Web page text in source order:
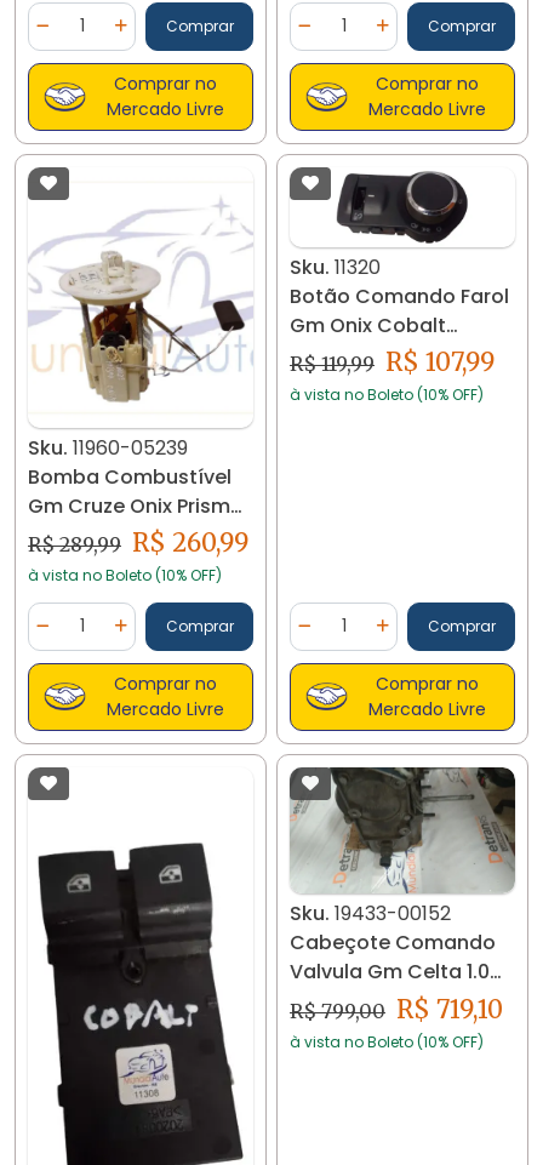
Diminuir Quantidade
Quantidade
Adicionar Quantidade
Comprar
Comprar no
Mercado Livre
Diminuir Quantidade
Quantidade
AdicionarComprar
Comprar no
Mercado Livre
Sku. 11960-05239
Bomba Combustível
Gm Cruze Onix Prisma
13592876 11960
R$ 289,99 R$ 260,99
à vista no Boleto (10% OFF)
Diminuir Quantidade
Quantidade
Adicionar Quantidade
Comprar
Comprar no
Mercado Livre
Sku. 11320
Botão Comando Farol
Gm Onix Cobalt
10009648 11320
R$ 119,99 R$ 107,99
à vista no Boleto (10% OFF)
Diminuir Quantidade
Quantidade
AdicionarComprar
Comprar no
Mercado Livre
Sku. 19433-00152
Cabeçote Comando
Valvula Gm Celta 1.0
2001/.. 19433
R$ 799,00 R$ 719,10
à vista no Boleto (10% OFF)